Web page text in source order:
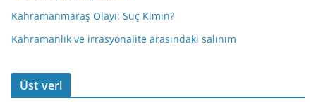
Kahramanmaraş Olayı: Suç Kimin?
Kahramanlık ve irrasyonalite arasındaki salınım
Üst veri